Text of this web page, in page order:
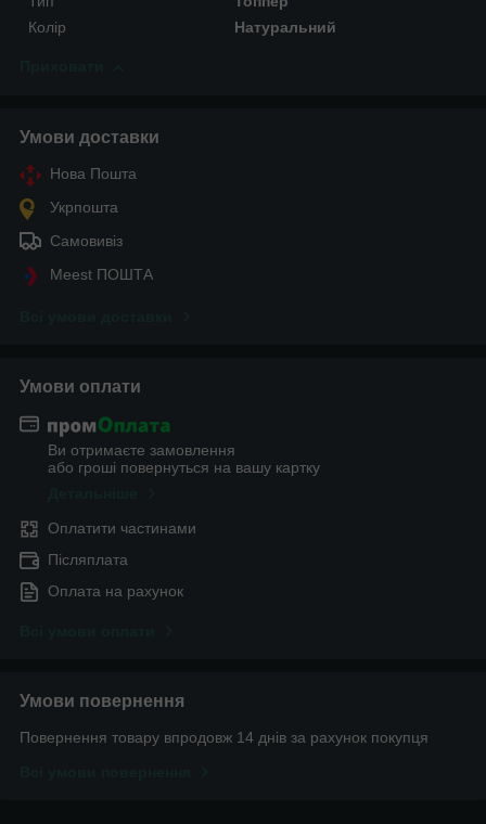
Колір
Натуральний
Умови доставки
Нова Пошта
Укрпошта
Самовивіз
Meest ПОШТА
Умови оплати
Ви отримаєте замовлення
або гроші повернуться на вашу картку
Оплатити частинами
Післяплата
Оплата на рахунок
Умови повернення
Повернення товару впродовж 14 днів за рахунок покупця